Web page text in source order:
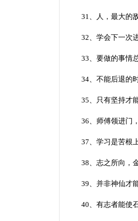
31、人，最大的敌
32、学会下一次进
33、要做的事情总
34、不能后退的时
35、只有坚持才能
36、师傅领进门，
37、学习是苦根上
38、志之所向，金
39、并非神仙才能
40、有志者能使石